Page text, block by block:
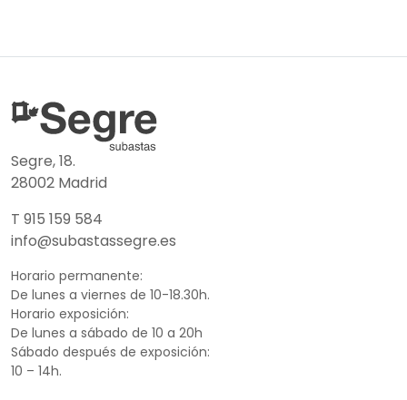
Segre, 18.
28002 Madrid
T 915 159 584
info@subastassegre.es
Horario permanente:
De lunes a viernes de 10-18.30h.
Horario exposición:
De lunes a sábado de 10 a 20h
Sábado después de exposición:
10 – 14h.